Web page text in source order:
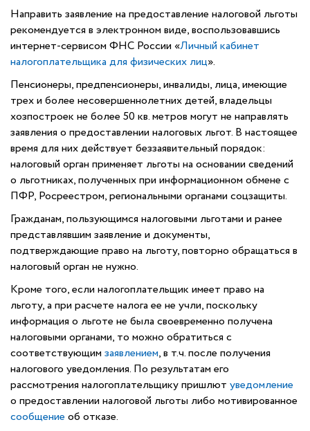
Направить заявление на предоставление налоговой льготы
рекомендуется в электронном виде, воспользовавшись
интернет-сервисом ФНС России «Личный кабинет
налогоплательщика для физических лиц».
Пенсионеры, предпенсионеры, инвалиды, лица, имеющие
трех и более несовершеннолетних детей, владельцы
хозпостроек не более 50 кв. метров могут не направлять
заявления о предоставлении налоговых льгот. В настоящее
время для них действует беззаявительный порядок:
налоговый орган применяет льготы на основании сведений
о льготниках, полученных при информационном обмене с
ПФР, Росреестром, региональными органами соцзащиты.
Гражданам, пользующимся налоговыми льготами и ранее
представлявшим заявление и документы,
подтверждающие право на льготу, повторно обращаться в
налоговый орган не нужно.
Кроме того, если налогоплательщик имеет право на
льготу, а при расчете налога ее не учли, поскольку
информация о льготе не была своевременно получена
налоговыми органами, то можно обратиться с
соответствующим заявлением, в т.ч. после получения
налогового уведомления. По результатам его
рассмотрения налогоплательщику пришлют уведомление
о предоставлении налоговой льготы либо мотивированное
сообщение об отказе.